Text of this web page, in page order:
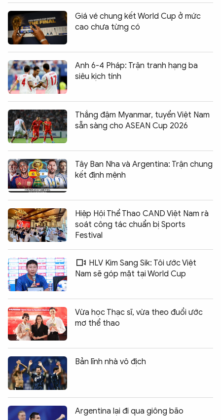
Giá vé chung kết World Cup ở mức
cao chưa từng có
Anh 6-4 Pháp: Trận tranh hạng ba
siêu kịch tính
Thắng đậm Myanmar, tuyển Việt Nam
sẵn sàng cho ASEAN Cup 2026
Tây Ban Nha và Argentina: Trận chung
kết định mệnh
Hiệp Hội Thể Thao CAND Việt Nam rà
soát công tác chuẩn bị Sports
Festival
HLV Kim Sang Sik: Tôi ước Việt
Nam sẽ góp mặt tại World Cup
Vừa học Thạc sĩ, vừa theo đuổi ước
mơ thể thao
Bản lĩnh nhà vô địch
Argentina lại đi qua giông bão